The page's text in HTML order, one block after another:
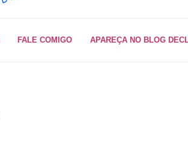
FALE COMIGO APAREÇA NO BLOG